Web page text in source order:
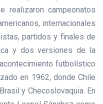
campeonatos
internacionales
partidos y finales de
y dos versiones de la
futbolístico
en 1962, donde Chile
y Checoslovaquia. En